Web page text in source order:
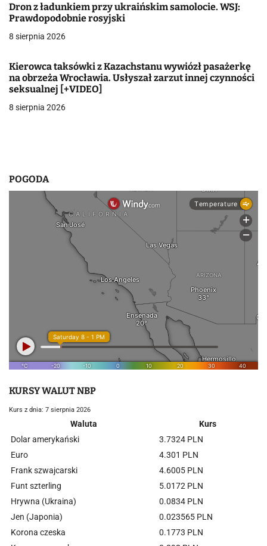
w
p
i
s
u
Dron z ładunkiem przy ukraińskim samolocie. WSJ:
Prawdopodobnie rosyjski
8 sierpnia 2026
Kierowca taksówki z Kazachstanu wywiózł pasażerkę
na obrzeża Wrocławia. Usłyszał zarzut innej czynności
seksualnej [+VIDEO]
8 sierpnia 2026
POGODA
KURSY WALUT NBP
Kurs z dnia: 7 sierpnia 2026
Waluta
Kurs
Dolar amerykański
3.7324 PLN
Euro
4.301 PLN
Frank szwajcarski
4.6005 PLN
Funt szterling
5.0172 PLN
Hrywna (Ukraina)
0.0834 PLN
Jen (Japonia)
0.023565 PLN
Korona czeska
0.1773 PLN